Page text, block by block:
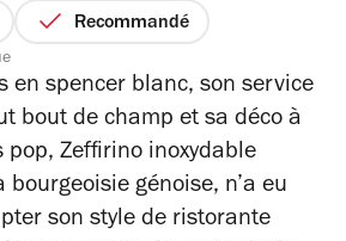
3
4
Recommandé
en spencer blanc, son service
bout de champ et sa déco à
pop, Zeffirino inoxydable
bourgeoisie génoise, n’a eu
son style de ristorante